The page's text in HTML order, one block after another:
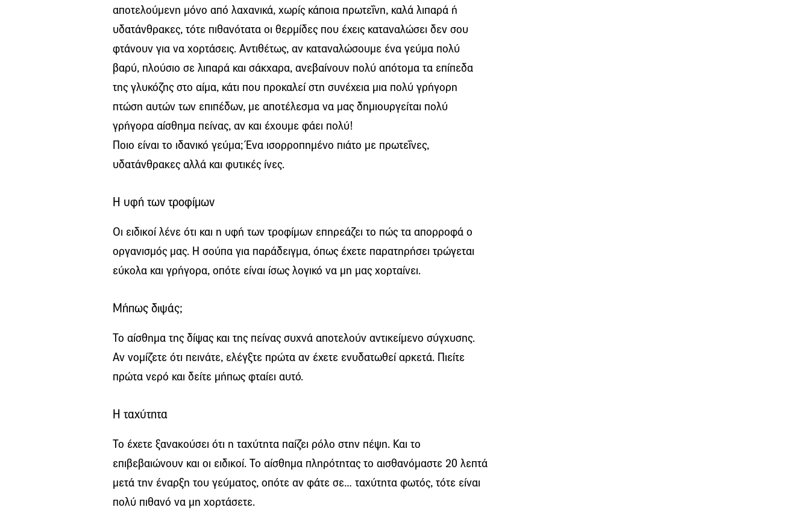
αποτελούμενη μόνο από λαχανικά, χωρίς κάποια πρωτεΐνη, καλά λιπαρά ή
υδατάνθρακες, τότε πιθανότατα οι θερμίδες που έχεις καταναλώσει δεν σου
φτάνουν για να χορτάσεις. Αντιθέτως, αν καταναλώσουμε ένα γεύμα πολύ
βαρύ, πλούσιο σε λιπαρά και σάκχαρα, ανεβαίνουν πολύ απότομα τα επίπεδα
της γλυκόζης στο αίμα, κάτι που προκαλεί στη συνέχεια μια πολύ γρήγορη
πτώση αυτών των επιπέδων, με αποτέλεσμα να μας δημιουργείται πολύ
γρήγορα αίσθημα πείνας, αν και έχουμε φάει πολύ!
Ποιο είναι το ιδανικό γεύμα; Ένα ισορροπημένο πιάτο με πρωτεΐνες,
υδατάνθρακες αλλά και φυτικές ίνες.
Η υφή των τροφίμων
Οι ειδικοί λένε ότι και η υφή των τροφίμων επηρεάζει το πώς τα απορροφά ο
οργανισμός μας. Η σούπα για παράδειγμα, όπως έχετε παρατηρήσει τρώγεται
εύκολα και γρήγορα, οπότε είναι ίσως λογικό να μη μας χορταίνει.
Μήπως διψάς;
Το αίσθημα της δίψας και της πείνας συχνά αποτελούν αντικείμενο σύγχυσης.
Αν νομίζετε ότι πεινάτε, ελέγξτε πρώτα αν έχετε ενυδατωθεί αρκετά. Πιείτε
πρώτα νερό και δείτε μήπως φταίει αυτό.
Η ταχύτητα
Το έχετε ξανακούσει ότι η ταχύτητα παίζει ρόλο στην πέψη. Και το
επιβεβαιώνουν και οι ειδικοί. Το αίσθημα πληρότητας το αισθανόμαστε 20 λεπτά
μετά την έναρξη του γεύματος, οπότε αν φάτε σε… ταχύτητα φωτός, τότε είναι
πολύ πιθανό να μη χορτάσετε.